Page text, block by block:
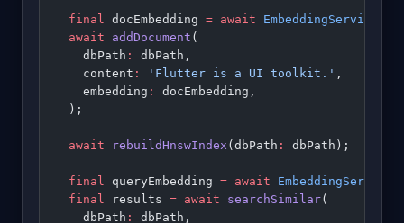
  final
docEmbedding = await EmbeddingService
  await
addDocument (
    dbPath
:
dbPath,
    content
: 'Flutter is a UI toolkit.' ,
    embedding
:
docEmbedding,
  );
  await
rebuildHnswIndex (dbPath : dbPath);
  final
queryEmbedding = await EmbeddingService
  final
results = await searchSimilar(
    dbPath
: dbPath,